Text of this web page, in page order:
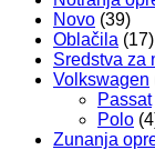
Novo (39)
Oblačila (17)
Sredstva za
Volkswagen
Passat
Polo
Zunanja